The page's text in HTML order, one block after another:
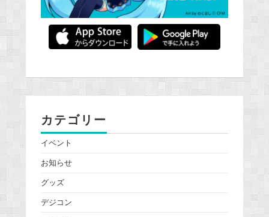
カテゴリー
イベント
お知らせ
グッズ
デジコン